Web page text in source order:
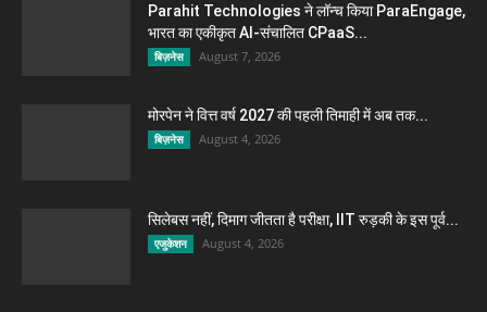
Parahit Technologies ने लॉन्च किया ParaEngage,
भारत का एकीकृत AI-संचालित CPaaS...
बिज़नेस August 7, 2026
मोरपेन ने वित्त वर्ष 2027 की पहली तिमाही में अब तक...
बिज़नेस August 4, 2026
सिलेबस नहीं, दिमाग जीतता है परीक्षा, IIT रुड़की के इस पूर्व...
एजुकेशन August 4, 2026